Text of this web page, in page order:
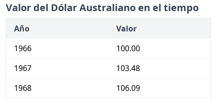
Valor del Dólar Australiano en el tiempo
Año
Valor
1966
100.00
1967
103.48
1968
106.09